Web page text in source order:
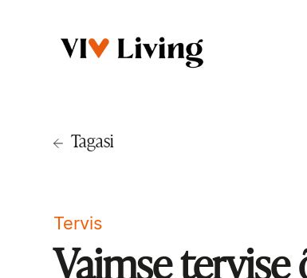
Tagasi
Tervis
Vaimse